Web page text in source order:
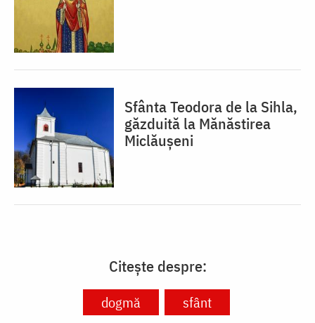
Sfânta Teodora de la Sihla,
găzduită la Mănăstirea
Miclăușeni
Citește despre:
dogmă sfânt